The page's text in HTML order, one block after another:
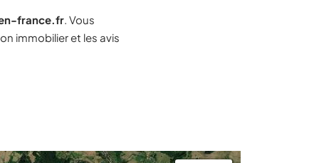
france.fr. Vous
immobilier et les avis